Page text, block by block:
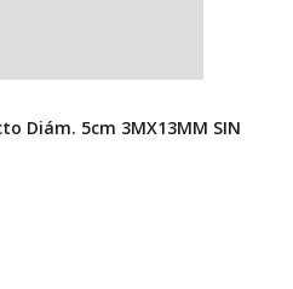
Diám. 5cm 3MX13MM SIN